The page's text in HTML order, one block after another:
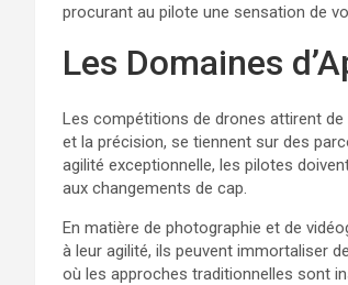
procurant au pilote une sensation de
Les Domaines
Les compétitions de drones attirent
et la précision, se tiennent sur des
agilité exceptionnelle, les pilotes
aux changements de cap.
En matière de photographie et de
à leur agilité, ils peuvent immortaliser
où les approches traditionnelles sont